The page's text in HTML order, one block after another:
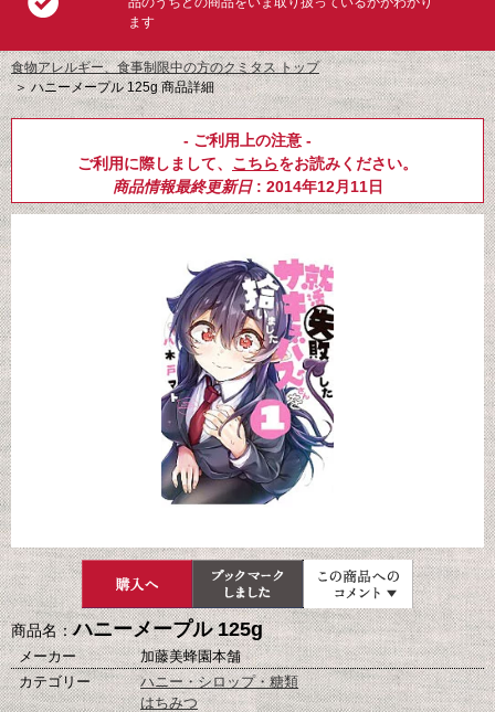
ます
食物アレルギー、食事制限中の方のクミタス トップ
＞ハニーメープル 125g 商品詳細
- ご利用上の注意 -
ご利用に際しまして、 こちらをお読みください。
商品情報最終更新日: 2014年12月11日
商品名：ハニーメープル 125g
メーカー
加藤美蜂園本舗
カテゴリー
ハニー・シロップ・糖類
はちみつ